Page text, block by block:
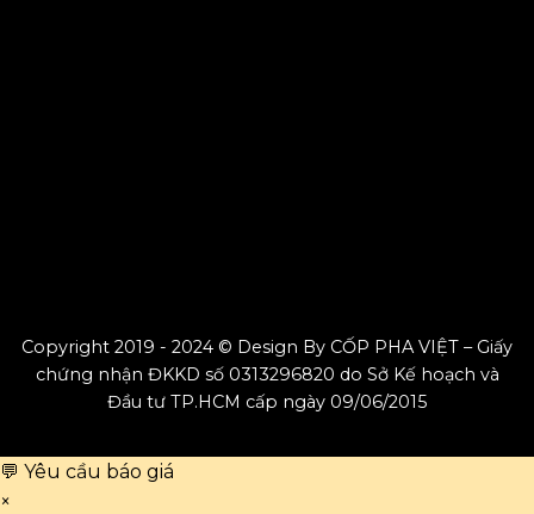
Copyright 2019 - 2024 © Design By CỐP PHA VIỆT – Giấy
chứng nhận ĐKKD số 0313296820 do Sở Kế hoạch và
Đầu tư TP.HCM cấp ngày 09/06/2015
💬 Yêu cầu báo giá
×